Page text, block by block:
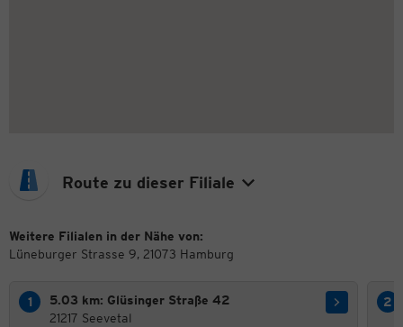
Route zu dieser Filiale
Weitere Filialen in der Nähe von:
Lüneburger Strasse 9, 21073 Hamburg
5.03 km: Glüsinger Straße 42
21217 Seevetal